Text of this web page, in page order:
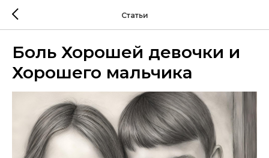
Статьи
Боль Хорошей девочки и
Хорошего мальчика